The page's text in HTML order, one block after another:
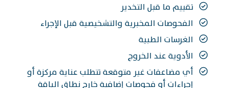
تقييم ما قبل التخدير
الفحوصات المخبرية والتشخيصية قبل الإجراء
الغرسات الطبية
الأدوية عند الخروج
أي مضاعفات غير متوقعة تتطلب عناية مركزة أو
إجراءات أو فحوصات إضافية خارج نطاق الباقة